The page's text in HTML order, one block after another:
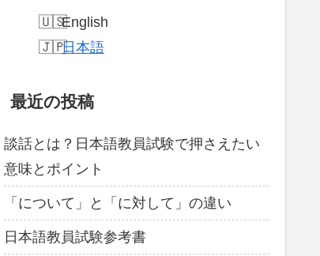
English
日本語
最近の投稿
談話とは？日本語教員試験で押さえたい
意味とポイント
「について」と「に対して」の違い
日本語教員試験参考書